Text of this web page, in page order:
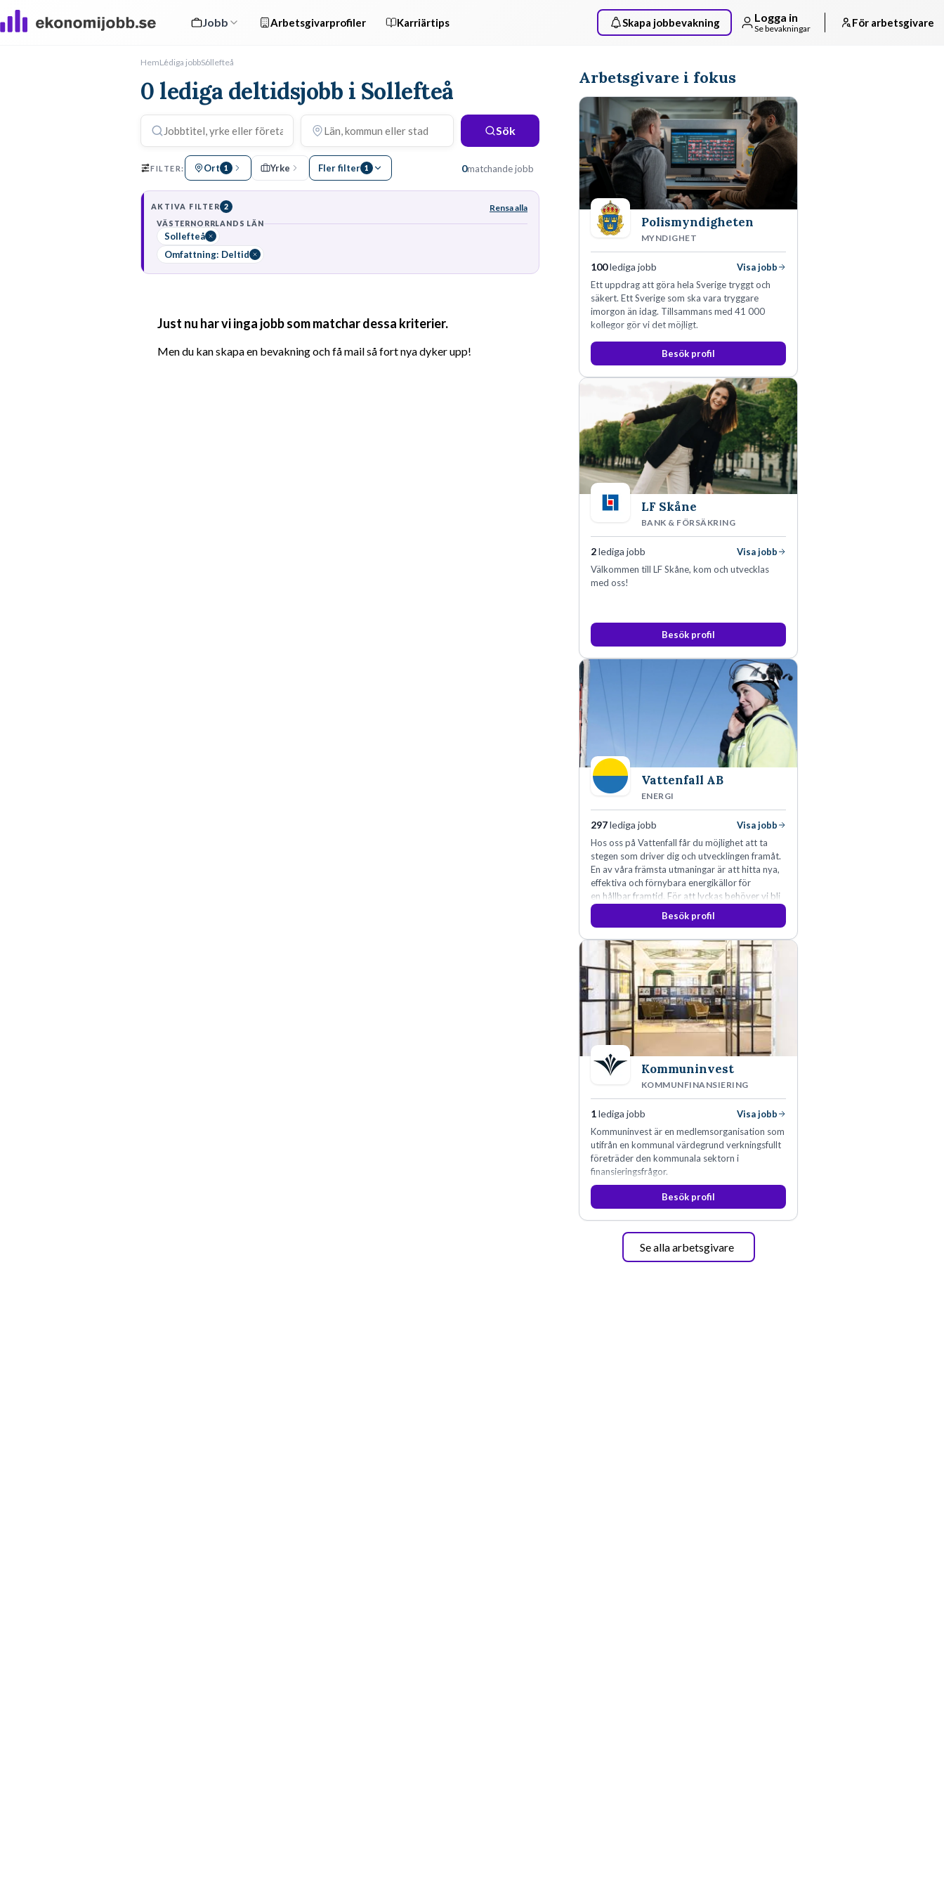
Jobb Arbetsgivarprofiler Karriärtips Skapa jobbevakning Logga in
Se bevakningar För arbetsgivare
HemLediga jobbSollefteå
0 lediga deltidsjobb i Sollefteå
Sök
FILTER: Ort 1 Yrke Fler filter 1 0matchande jobb
AKTIVA FILTER 2 Rensa alla
VÄSTERNORRLANDS LÄN
Sollefteå
Omfattning: Deltid
Just nu har vi inga jobb som matchar dessa kriterier.
Men du kan skapa en bevakning och få mail så fort nya dyker upp!
Arbetsgivare i fokus
Polismyndigheten
MYNDIGHET
100lediga jobb
Visa jobb
Ett uppdrag att göra hela Sverige tryggt och
säkert. Ett Sverige som ska vara tryggare
imorgon än idag. Tillsammans med 41 000
kollegor gör vi det möjligt.
Besök profil
LF Skåne
BANK & FÖRSÄKRING
2lediga jobb
Visa jobb
Välkommen till LF Skåne, kom och utvecklas
med oss!
Besök profil
Vattenfall AB
ENERGI
297lediga jobb
Visa jobb
Hos oss på Vattenfall får du möjlighet att ta
stegen som driver dig och utvecklingen framåt.
En av våra främsta utmaningar är att hitta nya,
effektiva och förnybara energikällor för
en hållbar framtid. För att lyckas behöver vi bli
fler medarbetare som vill göra skillnad.
Besök profil
Kommuninvest
KOMMUNFINANSIERING
1lediga jobb
Visa jobb
Kommuninvest är en medlemsorganisation som
utifrån en kommunal värdegrund verkningsfullt
företräder den kommunala sektorn i
finansieringsfrågor.
Besök profil
Se alla arbetsgivare